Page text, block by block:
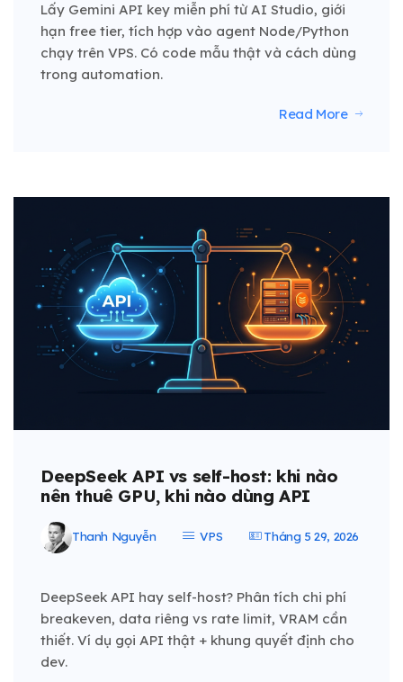
Lấy Gemini API key miễn phí từ AI Studio, giới
hạn free tier, tích hợp vào agent Node/Python
chạy trên VPS. Có code mẫu thật và cách dùng
trong automation.
Read More
DeepSeek API vs self-host: khi nào
nên thuê GPU, khi nào dùng API
Thanh Nguyễn VPS Tháng 5 29, 2026
DeepSeek API hay self-host? Phân tích chi phí
breakeven, data riêng vs rate limit, VRAM cần
thiết. Ví dụ gọi API thật + khung quyết định cho
dev.